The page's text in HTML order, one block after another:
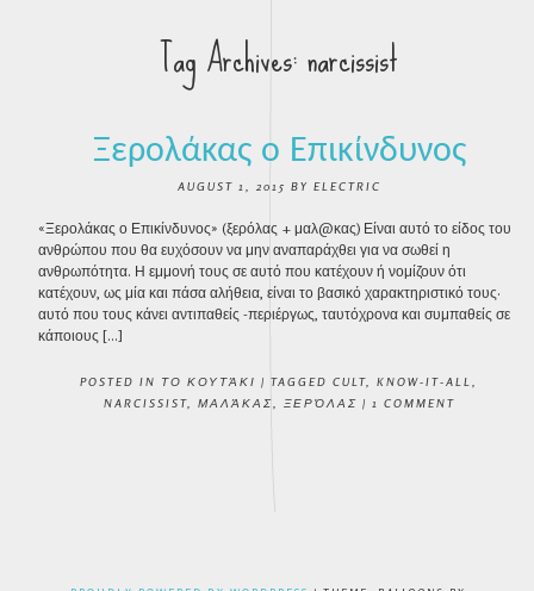
Tag Archives:narcissist
Ξερολάκας ο Επικίνδυνος
AUGUST 1, 2015 BY ELECTRIC
«Ξερολάκας ο Επικίνδυνος» (ξερόλας + μαλ@κας) Είναι αυτό το είδος του
ανθρώπου που θα ευχόσουν να μην αναπαράχθει για να σωθεί η
ανθρωπότητα. Η εμμονή τους σε αυτό που κατέχουν ή νομίζουν ότι
κατέχουν, ως μία και πάσα αλήθεια, είναι το βασικό χαρακτηριστικό τους·
αυτό που τους κάνει αντιπαθείς -περιέργως, ταυτόχρονα και συμπαθείς σε
κάποιους […]
POSTED IN ΤΟ ΚΟΥΤΆΚΙ | TAGGED CULT KNOW-IT-ALL
NARCISSIST, ΜΑΛΆΚΑΣ ΞΕΡΌΛΑΣ | 1 COMMENT
POST NAVIGATION